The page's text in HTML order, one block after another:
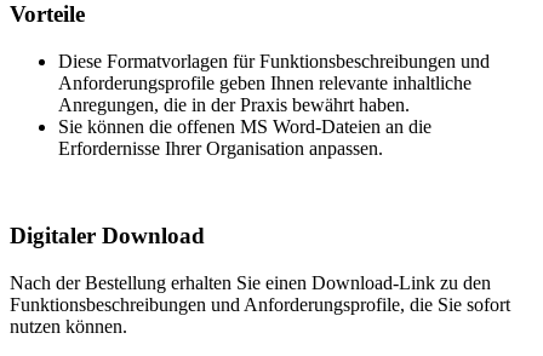
Vorteile
Diese Formatvorlagen für Funktionsbeschreibungen und
Anforderungsprofile geben Ihnen relevante inhaltliche
Anregungen, die in der Praxis bewährt haben.
Sie können die offenen MS Word-Dateien an die
Erfordernisse Ihrer Organisation anpassen.
Digitaler Download
Nach der Bestellung erhalten Sie einen Download-Link zu den
Funktionsbeschreibungen und Anforderungsprofile, die Sie sofort
nutzen können.